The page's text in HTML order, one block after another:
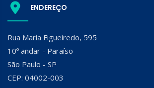
ENDEREÇO
Rua Maria Figueiredo, 595
10º andar - Paraíso
São Paulo - SP
CEP: 04002-003